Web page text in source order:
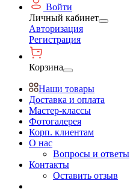
Войти
Личный кабинет
Авторизация
Регистрация
Корзина
Наши товары
Доставка и оплата
Мастер-классы
Фотогалерея
Корп. клиентам
О нас
Вопросы и ответы
Контакты
Оставить отзыв